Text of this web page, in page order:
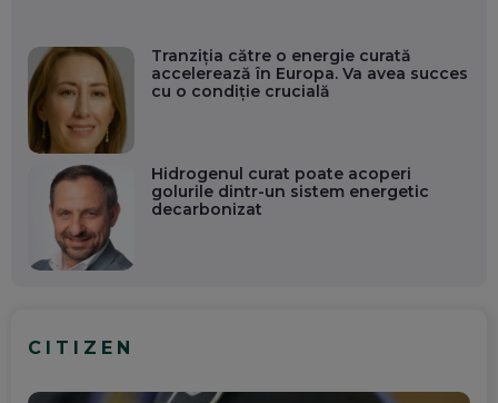
Tranziția către o energie curată
accelerează în Europa. Va avea succes
cu o condiție crucială
Hidrogenul curat poate acoperi
golurile dintr-un sistem energetic
decarbonizat
CITIZEN